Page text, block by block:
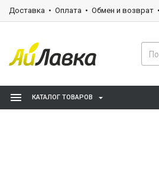
Доставка Оплата Обмен и возврат
КАТАЛОГ ТОВАРОВ